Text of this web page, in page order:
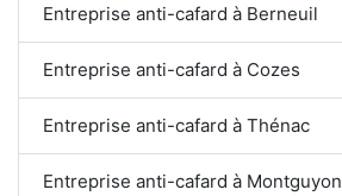
Entreprise anti-cafard à Berneuil
Entreprise anti-cafard à Cozes
Entreprise anti-cafard à Thénac
Entreprise anti-cafard à Montguyon